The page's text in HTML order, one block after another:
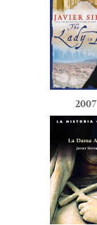
2007